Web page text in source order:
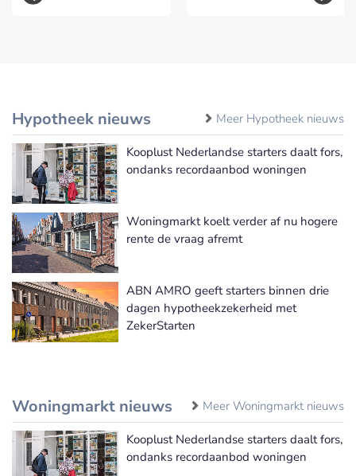
Hypotheek nieuws Meer Hypotheek nieuws
Kooplust Nederlandse starters daalt fors,
ondanks recordaanbod woningen
Woningmarkt koelt verder af nu hogere
rente de vraag afremt
ABN AMRO geeft starters binnen drie
dagen hypotheekzekerheid met
ZekerStarten
Woningmarkt nieuws Meer Woningmarkt nieuws
Kooplust Nederlandse starters daalt fors,
ondanks recordaanbod woningen